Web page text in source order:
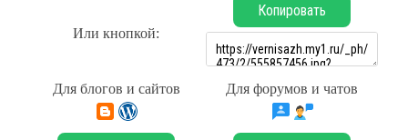
Или кнопкой:
Копировать
Для блогов и сайтов Для форумов и чатов